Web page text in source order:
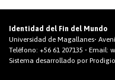
Identidad del Fin del Mundo
Universidad de Magallanes•
Teléfono: +56 61 207135 • Email:
Sistema desarrollado por